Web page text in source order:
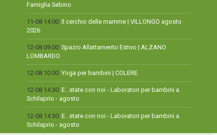
Famiglia Sebino
11-08 14:00: Il cerchio delle mamme | VILLONGO agosto
2026
12-08 09:00: Spazio Allattamento Estivo | ALZANO
LOMBARDO
12-08 10:00: Yoga per bambini | COLERE
12-08 14:30: E...state con noi - Laboratori per bambini a
Schilaprio - agosto
12-08 14:30: E...state con noi - Laboratori per bambini a
Schilaprio - agosto